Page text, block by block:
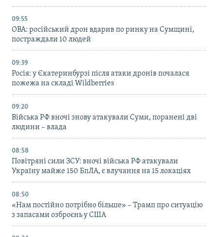
09:55
ОВА: російський дрон вдарив по ринку на Сумщині,
постраждали 10 людей
09:39
Росія: у Єкатеринбурзі після атаки дронів почалася
пожежа на складі Wildberries
09:20
Війська РФ вночі знову атакували Суми, поранені дві
людини – влада
08:58
Повітряні сили ЗСУ: вночі війська РФ атакували
Україну майже 150 БпЛА, є влучання на 15 локаціях
08:50
«Нам постійно потрібно більше» – Трамп про ситуацію
з запасами озброєнь у США